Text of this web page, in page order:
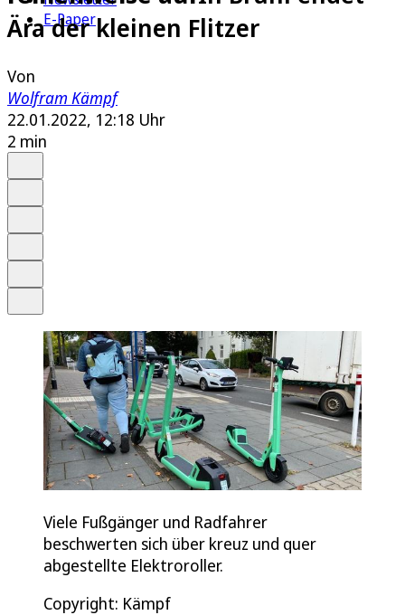
E-Paper
Ära der kleinen Flitzer
Von
Wolfram Kämpf
22.01.2022, 12:18 Uhr
2 min
Viele Fußgänger und Radfahrer
beschwerten sich über kreuz und quer
abgestellte Elektroroller.
Copyright: Kämpf